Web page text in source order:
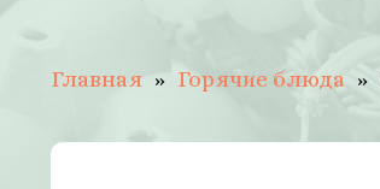
Главная Горячие блюда